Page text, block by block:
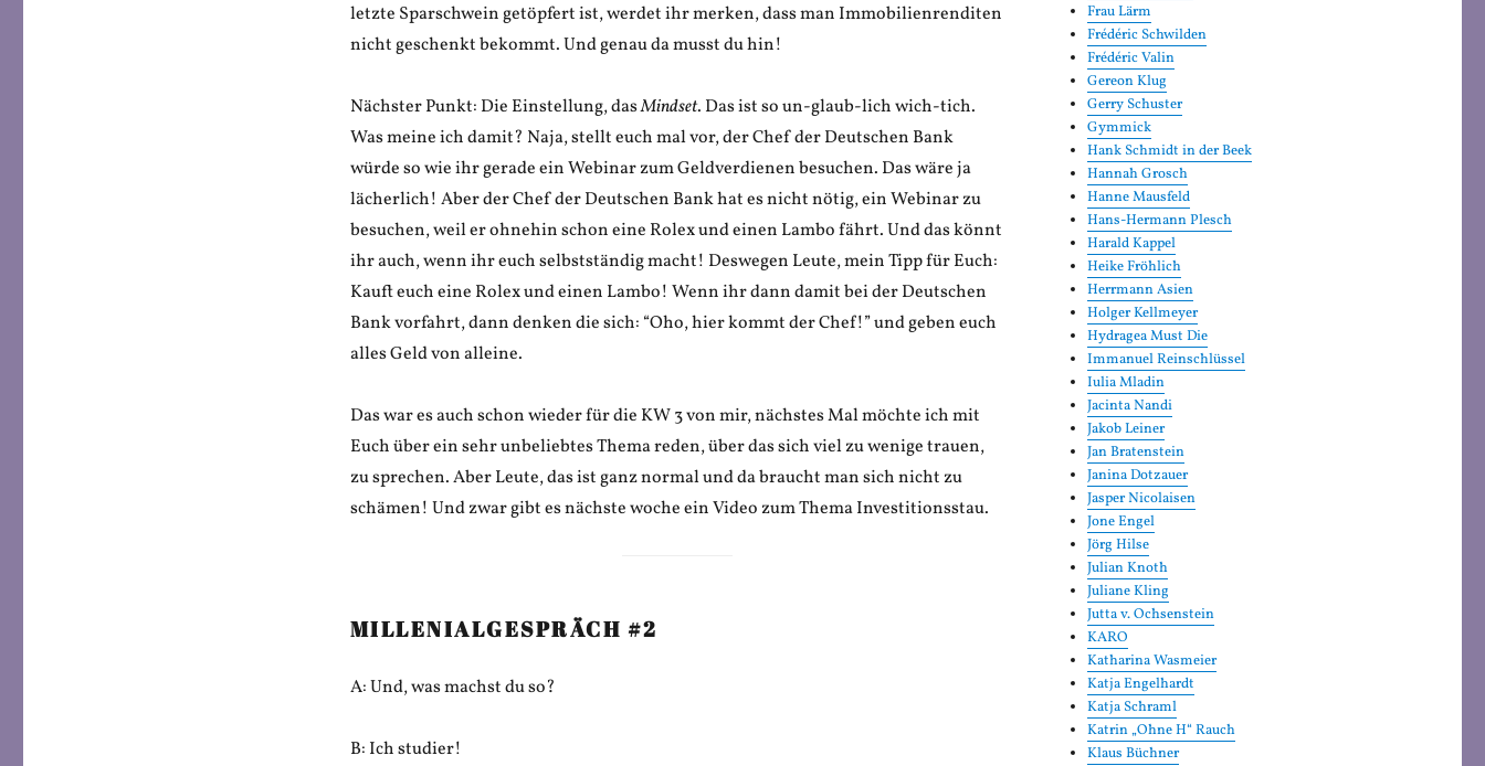
letzte Sparschwein getöpfert ist, werdet ihr merken, dass man Immobilienrenditen
nicht geschenkt bekommt. Und genau da musst du hin!
Nächster Punkt: Die Einstellung, dasMindset. Das ist so un-glaub-lich wich-tich.
Was meine ich damit? Naja, stellt euch mal vor, der Chef der Deutschen Bank
würde so wie ihr gerade ein Webinar zum Geldverdienen besuchen. Das wäre ja
lächerlich! Aber der Chef der Deutschen Bank hat es nicht nötig, ein Webinar zu
besuchen, weil er ohnehin schon eine Rolex und einen Lambo fährt. Und das könnt
ihr auch, wenn ihr euch selbstständig macht! Deswegen Leute, mein Tipp für Euch:
Kauft euch eine Rolex und einen Lambo! Wenn ihr dann damit bei der Deutschen
Bank vorfahrt, dann denken die sich: “Oho, hier kommt der Chef!” und geben euch
alles Geld von alleine.
Das war es auch schon wieder für die KW 3 von mir, nächstes Mal möchte ich mit
Euch über ein sehr unbeliebtes Thema reden, über das sich viel zu wenige trauen,
zu sprechen. Aber Leute, das ist ganz normal und da braucht man sich nicht zu
schämen! Und zwar gibt es nächste woche ein Video zum Thema Investitionsstau.
MILLENIALGESPRÄCH #2
A: Und, was machst du so?
B: Ich studier!
Frau Lärm
Frédéric Schwilden
Frédéric Valin
Gereon Klug
Gerry Schuster
Gymmick
Hank Schmidt in der Beek
Hannah Grosch
Hanne Mausfeld
Hans-Hermann Plesch
Harald Kappel
Heike Fröhlich
Herrmann Asien
Holger Kellmeyer
Hydragea Must Die
Immanuel Reinschlüssel
Iulia Mladin
Jacinta Nandi
Jakob Leiner
Jan Bratenstein
Janina Dotzauer
Jasper Nicolaisen
Jone Engel
Jörg Hilse
Julian Knoth
Juliane Kling
Jutta v. Ochsenstein
KARO
Katharina Wasmeier
Katja Engelhardt
Katja Schraml
Katrin „Ohne H“ Rauch
Klaus Büchner